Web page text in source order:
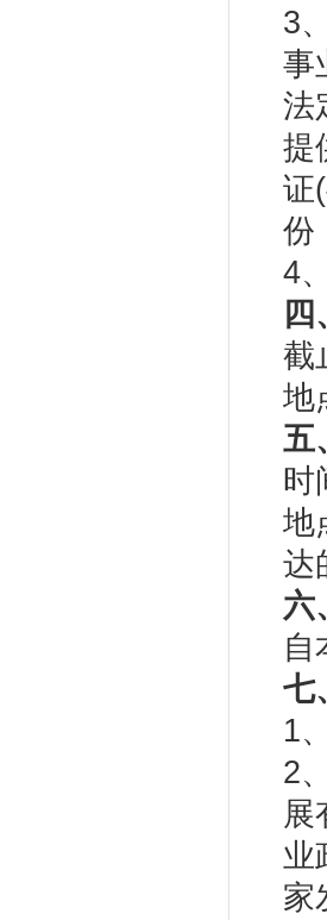
3
事
法
提
证
份
4
截
地
五
时
地
达
六
自
七
1
2
展
业
家